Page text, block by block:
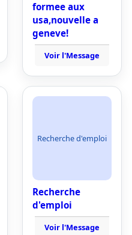
formee aux
usa,nouvelle a
geneve!
Voir l'Message
Recherche d'emploi
Recherche
d'emploi
Voir l'Message